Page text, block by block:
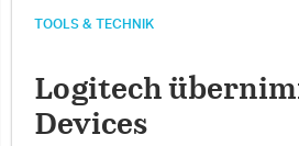
TOOLS & TECHNIK
Logitech
Devices